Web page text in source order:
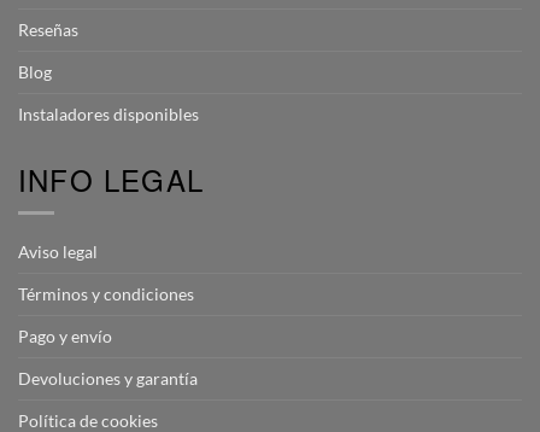
Reseñas
Blog
Instaladores disponibles
INFO LEGAL
Aviso legal
Términos y condiciones
Pago y envío
Devoluciones y garantía
Política de cookies